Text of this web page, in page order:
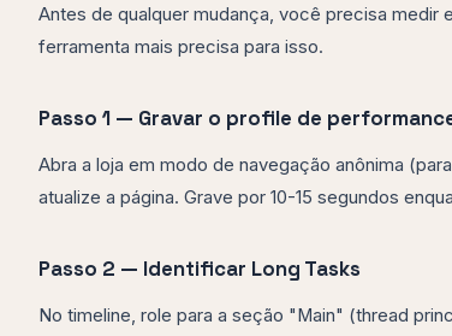
Antes de qualquer mudança, você precisa medir
ferramenta mais precisa para isso.
Passo 1 — Gravar o profile de
Abra a loja em modo de navegação anônima
atualize a página. Grave por 10-15 segundos
Passo 2 — Identificar Long Tasks
No timeline, role para a seção "Main" (thread